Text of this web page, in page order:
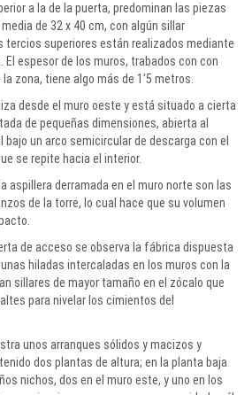
a la de la puerta, predominan las piezas
de 32 x 40 cm, con algún sillar
tercios superiores están realizados mediante
espesor de los muros, trabados con con
la zona, tiene algo más de 1’5 metros.
desde el muro oeste y está situado a cierta
de pequeñas dimensiones, abierta al
un arco semicircular de descarga con el
se repite hacia el interior.
aspillera derramada en el muro norte son las
de la torre, lo cual hace que su volumen
de acceso se observa la fábrica dispuesta
hiladas intercaladas en los muros con la
sillares de mayor tamaño en el zócalo que
para nivelar los cimientos del
unos arranques sólidos y macizos y
dos plantas de altura; en la planta baja
nichos, dos en el muro este, y uno en los